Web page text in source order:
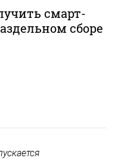
смарт-
сборе